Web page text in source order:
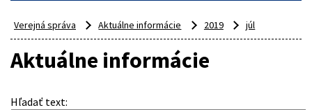
Verejná správa Aktuálne informácie 2019 júl
Aktuálne informácie
Hľadať text: